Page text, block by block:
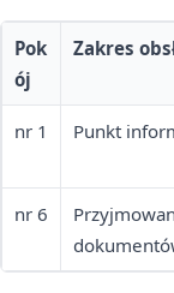
Pok
ój
Zakres
nr 1 Punkt
nr 6